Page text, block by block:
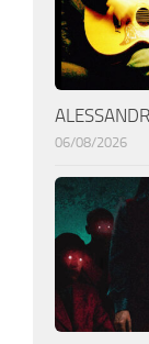
06/08/2026